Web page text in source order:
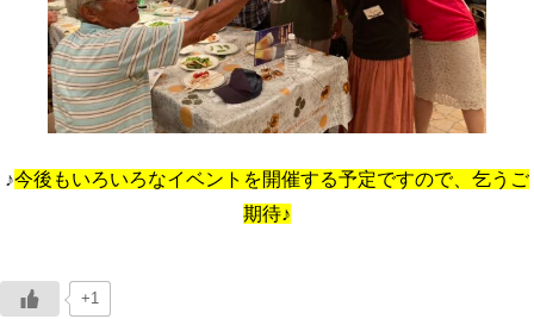
♪今後もいろいろなイベントを開催する予定ですので、 乞うご
期待♪
+1